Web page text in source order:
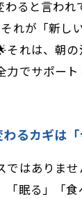
わると言われ
れが「新し
れは、朝
力でサポー
るカギは
ではありま
「眠る」「